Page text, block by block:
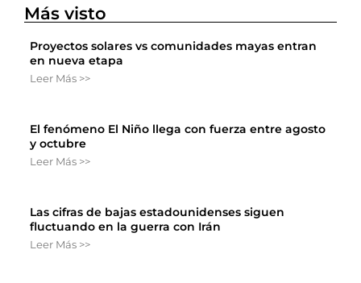
Más visto
Proyectos solares vs comunidades mayas entran
en nueva etapa
Leer Más >>
El fenómeno El Niño llega con fuerza entre agosto
y octubre
Leer Más >>
Las cifras de bajas estadounidenses siguen
fluctuando en la guerra con Irán
Leer Más >>